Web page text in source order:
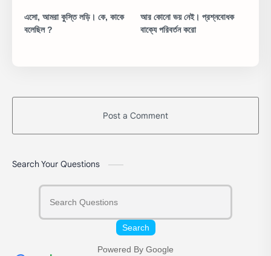
এসো, আমরা কুস্তি লড়ি। কে, কাকে
বলেছিল ?
আর কোনো ভয় নেই। প্রশ্নবোধক
বাক্যে পরিবর্তন করো
Post a Comment
Search Your Questions
Search
Powered By Google